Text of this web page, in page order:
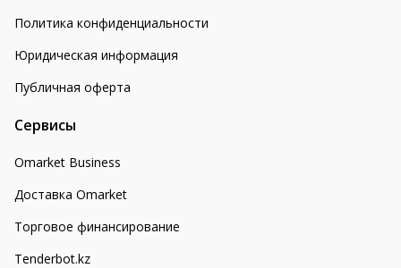
Политика конфиденциальности
Юридическая информация
Публичная оферта
Сервисы
Omarket Business
Доставка Omarket
Торговое финансирование
Tenderbot.kz